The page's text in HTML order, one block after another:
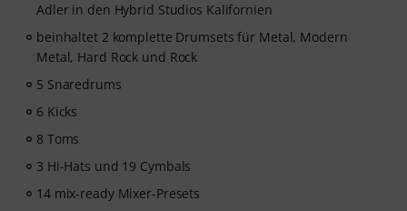
Adler in den Hybrid Studios Kalifornien
beinhaltet 2 komplette Drumsets für Metal, Modern
Metal, Hard Rock und Rock
5 Snaredrums
6 Kicks
8 Toms
3 Hi-Hats und 19 Cymbals
14 mix-ready Mixer-Presets